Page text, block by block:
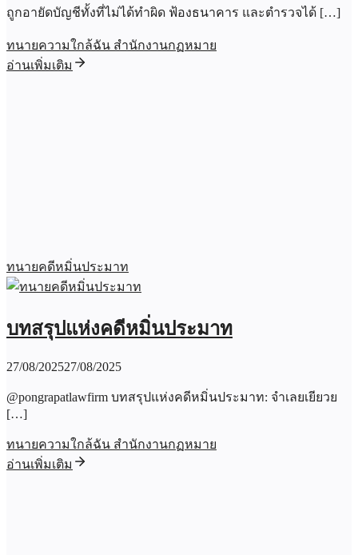
ถูกอายัดบัญชีทั้งที่ไม่ได้ทำผิด ฟ้องธนาคาร และตำรวจได้ […]
ทนายความใกล้ฉัน สำนักงานกฏหมาย
อ่านเพิ่มเติม
ทนายคดีหมิ่นประมาท
บทสรุปแห่งคดีหมิ่นประมาท
27/08/202527/08/2025
@pongrapatlawfirm บทสรุปแห่งคดีหมิ่นประมาท: จำเลยเยียวย
[…]
ทนายความใกล้ฉัน สำนักงานกฏหมาย
อ่านเพิ่มเติม